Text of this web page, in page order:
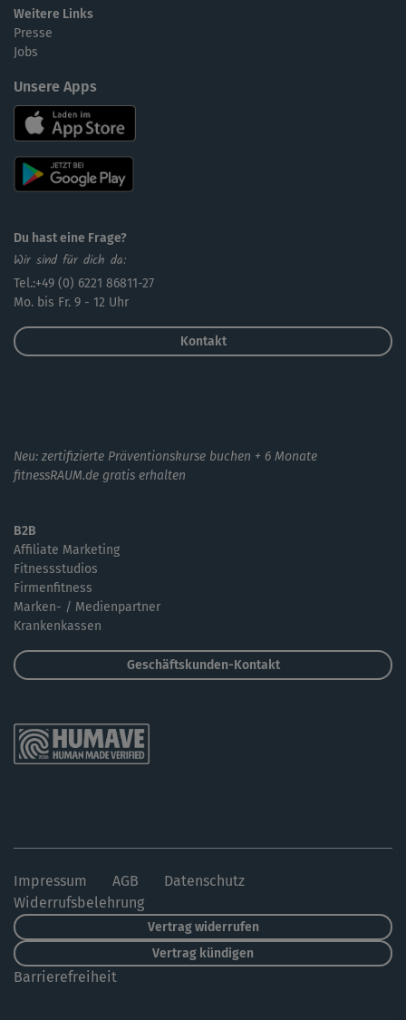
Weitere Links
Presse
Jobs
Unsere Apps
Du hast eine Frage?
Wir sind für dich da:
Tel.:+49 (0) 6221 86811-27
Mo. bis Fr. 9 - 12 Uhr
Kontakt
Neu: zertifizierte Präventionskurse buchen + 6 Monate
fitnessRAUM.de gratis erhalten
B2B
Affiliate Marketing
Fitnessstudios
Firmenfitness
Marken- / Medienpartner
Krankenkassen
Geschäftskunden-Kontakt
Impressum AGB
Datenschutz
Widerrufsbelehrung
Vertrag widerrufen
Vertrag kündigen
Barrierefreiheit